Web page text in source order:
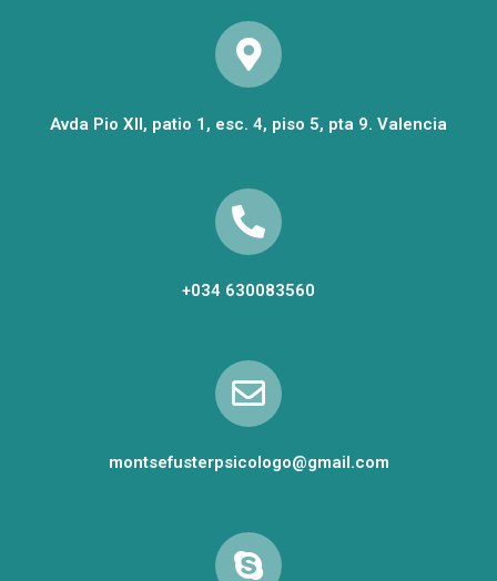
Avda Pio XII, patio 1, esc. 4, piso 5, pta 9. Valencia
+034 630083560
montsefusterpsicologo@gmail.com